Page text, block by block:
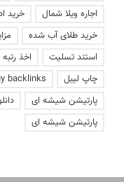
اجاره ویلا شمال
خرید
خرید طلای آب شده
استند تسلیت
اخذ رتبه
چاپ لیبل
backlinks
پارتیشن شیشه ای
پارتیشن شیشه ای